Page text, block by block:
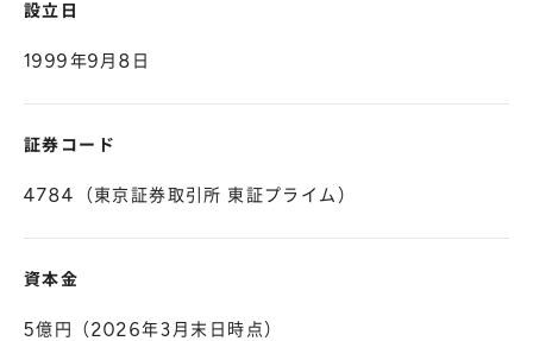
設立日
1999年9月8日
証券コード
4784（東京証券取引所 東証プライム）
資本金
5億円（2026年3月末日時点）